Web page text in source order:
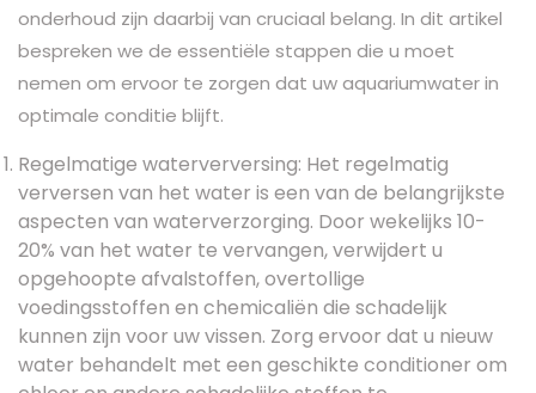
onderhoud zijn daarbij van cruciaal belang. In dit artikel
bespreken we de essentiële stappen die u moet
nemen om ervoor te zorgen dat uw aquariumwater in
optimale conditie blijft.
Regelmatige waterverversing: Het regelmatig
verversen van het water is een van de belangrijkste
aspecten van waterverzorging. Door wekelijks 10-
20% van het water te vervangen, verwijdert u
opgehoopte afvalstoffen, overtollige
voedingsstoffen en chemicaliën die schadelijk
kunnen zijn voor uw vissen. Zorg ervoor dat u nieuw
water behandelt met een geschikte conditioner om